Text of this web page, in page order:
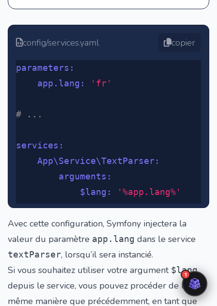
config/services.yaml copier
parameters :
	app.lang
: 'fr'
# ...
services :
	App\Service\TextParser
:
		arguments
:
			$lang
: '%app.lang%'
Avec cette configuration, Symfony injectera la
valeur du paramètre app.lang dans le service
textParser, lorsqu’il sera instancié.
Si vous souhaitez utiliser votre argument $lang
depuis le service, vous pouvez procéder de la
même manière que précédemment, en tant que